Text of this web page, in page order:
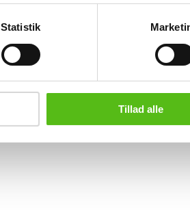
Statistik
Tillad alle